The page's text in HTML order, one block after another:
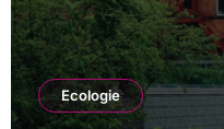
Ecologie